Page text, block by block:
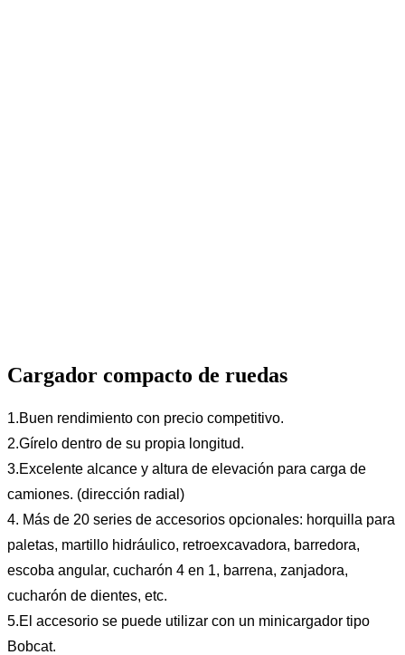
Cargador compacto de ruedas
1.Buen rendimiento con precio competitivo.
2.Gírelo dentro de su propia longitud.
3.Excelente alcance y altura de elevación para carga de
camiones. (dirección radial)
4. Más de 20 series de accesorios opcionales: horquilla para
paletas, martillo hidráulico, retroexcavadora, barredora,
escoba angular, cucharón 4 en 1, barrena, zanjadora,
cucharón de dientes, etc.
5.El accesorio se puede utilizar con un minicargador tipo
Bobcat.